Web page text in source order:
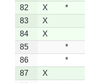
82
X *
83
X
84
X
85
*
86
*
87
X